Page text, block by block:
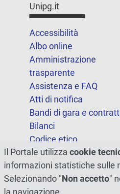
Unipg.it
Accessibilità
Albo online
Amministrazione
trasparente
Assistenza e FAQ
Atti di notifica
Bandi di gara e
Bilanci
Codice etico
FOIA
Note legali
Il Portale utilizza cookie
informazioni statistiche sulle
Selezionando "Non accetto"
la navigazione.